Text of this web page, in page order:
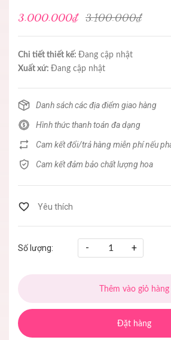
3.000.000₫ 3.100.000₫
Chi tiết thiết kế: Đang cập nhật
Xuất xứ: Đang cập nhật
Danh sách các địa điểm giao hàng
Hình thức thanh toán đa dạng
Cam kết đổi/trả hàng miễn phí nếu
Cam kết đảm bảo chất lượng hoa
Số lượng: - +
Thêm vào giỏ hàng
Đặt hàng